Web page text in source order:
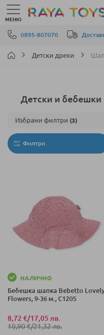
Прескачане към
0895-807070
МЕНЮ
Детски дрехи
Детски и бебешки
Филтри
НАЛИЧНО
Бебешка шапка Bebetto
Flowers, 9-36 м., C1205
8,72 €/17,05 лв.
10,90 €/21,32 лв.
Избрани филтри